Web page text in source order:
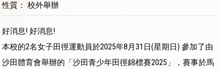
性質： 校外舉辦
好消息! 好消息!
本校的2名女子田徑運動員於2025年8月31日(星期日) 參加了由
沙田體育會舉辦的「沙田青少年田徑錦標賽2025」，賽事於馬